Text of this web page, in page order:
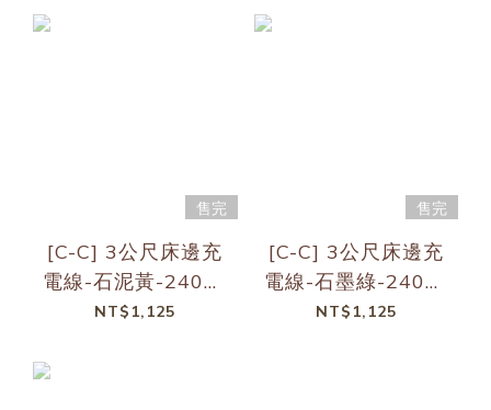
售完
[C-C] 3公尺床邊充
電線-石泥黃-240W
快充
NT$1,125
售完
[C-C] 3公尺床邊充
電線-石墨綠-240W
快充
NT$1,125